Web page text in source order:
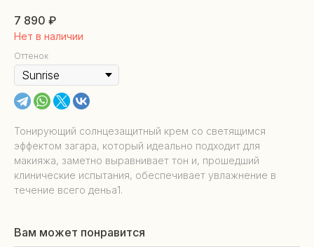
7 890 ₽
Нет в наличии
Оттенок
Тонирующий солнцезащитный крем со светящимся
эффектом загара, который идеально подходит для
макияжа, заметно выравнивает тон и, прошедший
клинические испытания, обеспечивает увлажнение в
течение всего деньа1.
Вам может понравится